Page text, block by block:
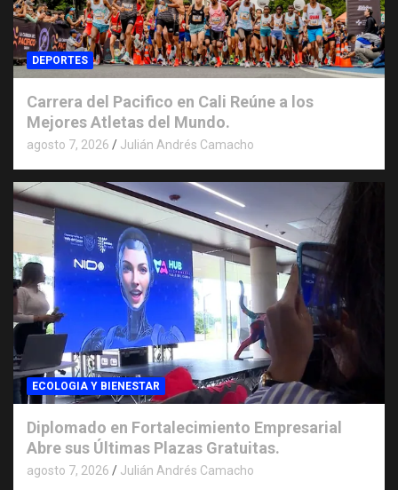
DEPORTES
Carrera del Pacifico en Cali Reúne a los
Mejores Atletas del Mundo.
agosto 7, 2026 Julián Andrés Camacho
ECOLOGIA Y BIENESTAR
Diplomado en Fortalecimiento Empresarial
Abre sus Últimas Plazas Gratuitas.
agosto 7, 2026 Julián Andrés Camacho